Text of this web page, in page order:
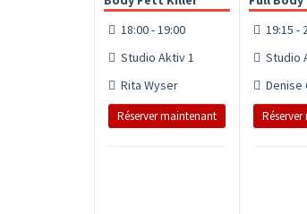
18:00 - 19:00
Studio Aktiv 1
Rita Wyser
Réserver maintenant
19:15 -
Studio
Denise